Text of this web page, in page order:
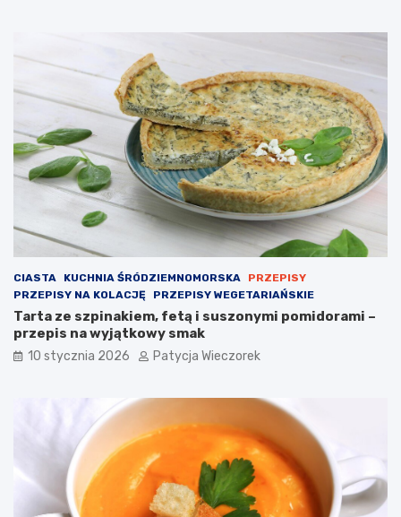
CIASTA KUCHNIA ŚRÓDZIEMNOMORSKA
PRZEPISY
PRZEPISY NA KOLACJĘ
PRZEPISY WEGETARIAŃSKIE
Tarta ze szpinakiem, fetą i suszonymi pomidorami –
przepis na wyjątkowy smak
10 stycznia 2026 Patycja Wieczorek